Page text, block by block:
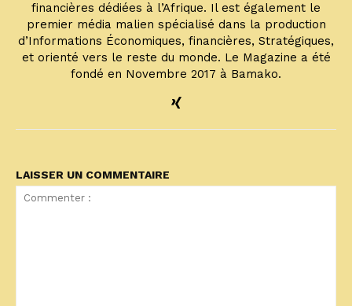
financières dédiées à l’Afrique. Il est également le
premier média malien spécialisé dans la production
d’Informations Économiques, financières, Stratégiques,
et orienté vers le reste du monde. Le Magazine a été
fondé en Novembre 2017 à Bamako.
LAISSER UN COMMENTAIRE